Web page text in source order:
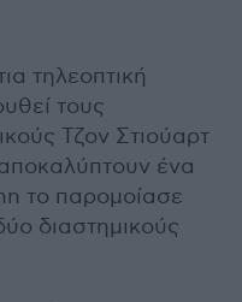
τηλεοπτική
τους
Τζον Στιούαρτ
ένα
το παρομοίασε
διαστημικούς